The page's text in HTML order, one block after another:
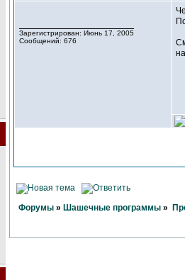
Зарегистрирован: Июнь 17, 2005
Сообщений: 676
Форумы » Шашечные программы »